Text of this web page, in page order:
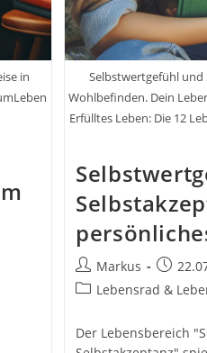
in
Selbstwertgefühl und
Wohlbefinden. Dein
Erfülltes Leben: Die 12
Beitrags-
Autor:
Markus
Beitrag
Beitrags-
Lebensrad &
Der Lebensbereich